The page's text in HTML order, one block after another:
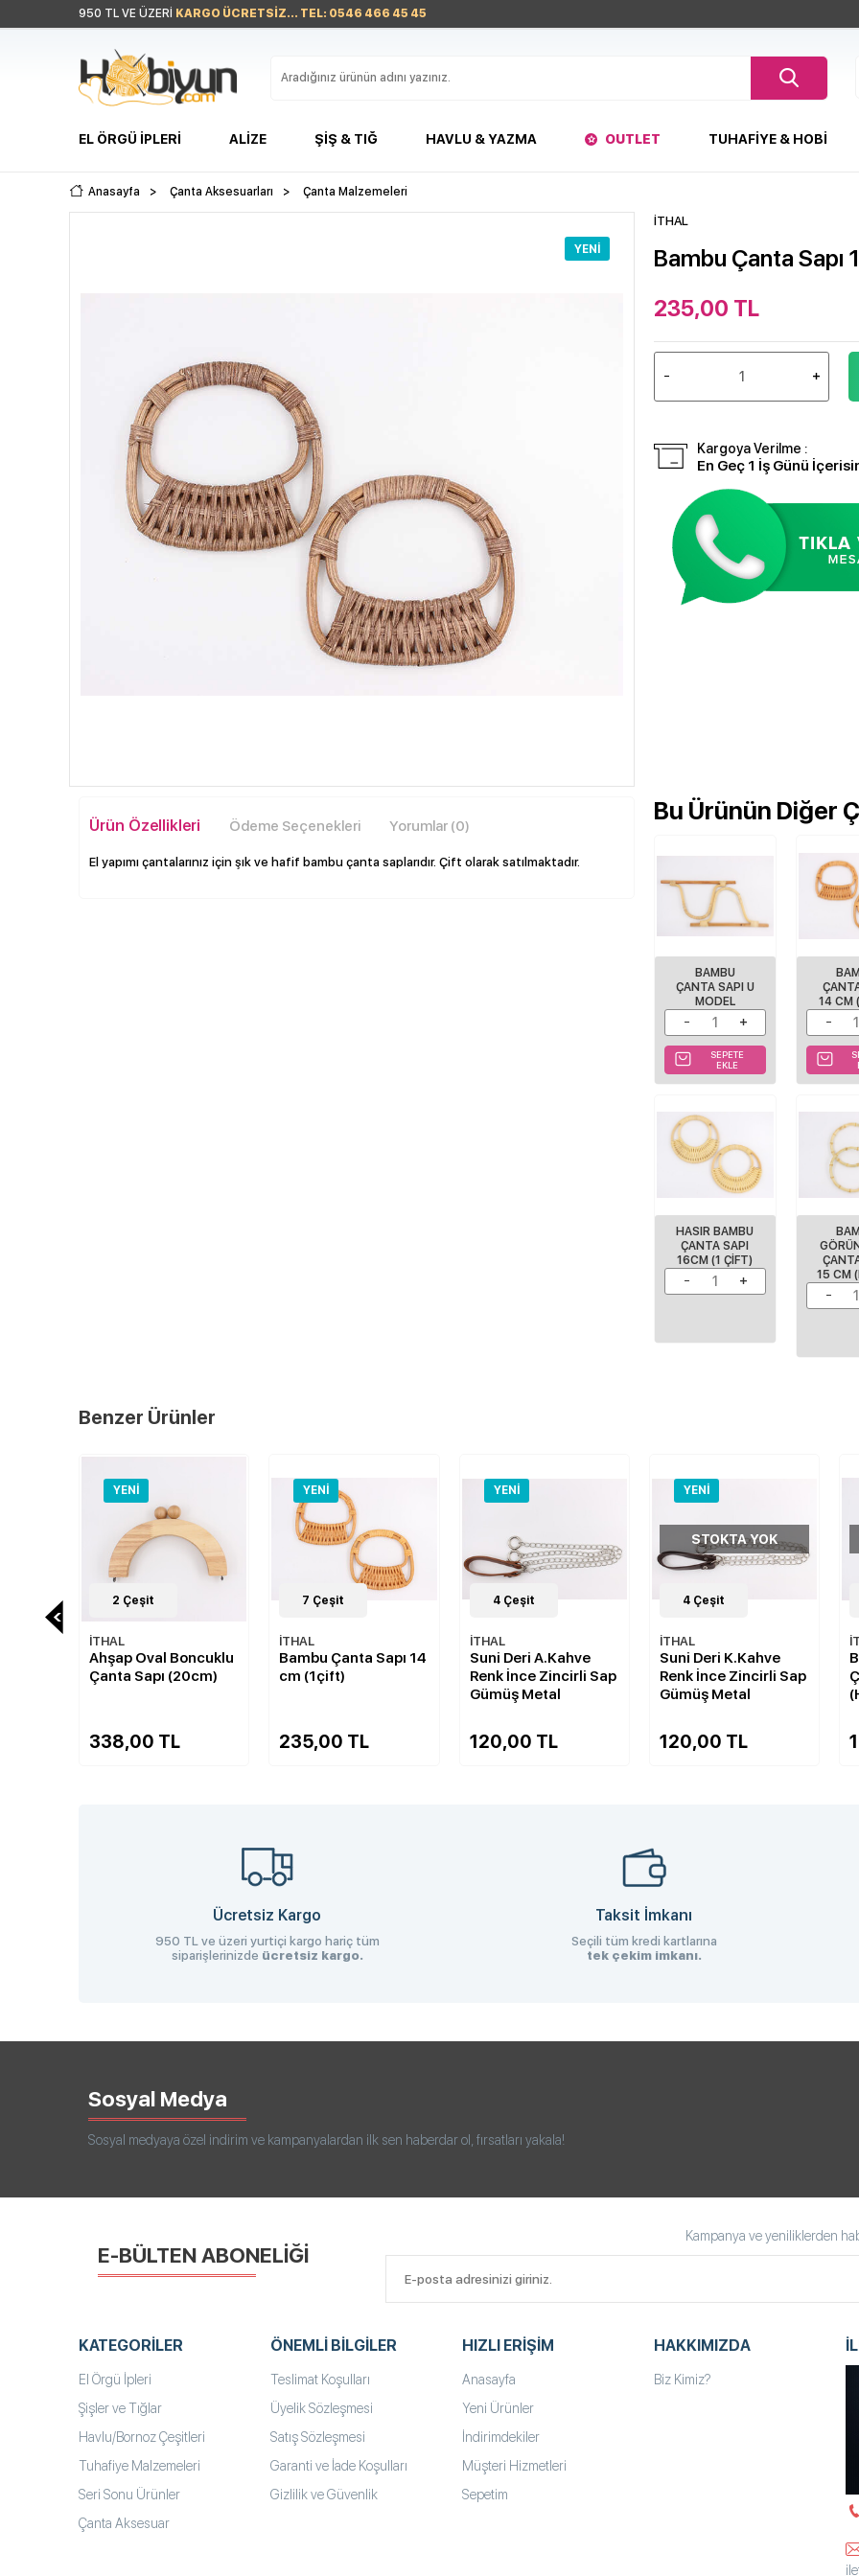
950 TL VE ÜZERİ KARGO ÜCRETSİZ... TEL: 0546 466 45 45
EL ÖRGÜ İPLERI ALIZE ŞIŞ & TIĞ HAVLU & YAZMA OUTLET TUHAFIYE & HOBI
Anasayfa > Çanta Aksesuarları > Çanta Malzemeleri
YENI
İTHAL
Bambu Çanta Sapı
235,00 TL
Kargoya Verilme :
En Geç 1 İş Günü
Ürün Özellikleri Ödeme Seçenekleri Yorumlar (0)
El yapımı çantalarınız için şık ve hafif bambu çanta saplarıdır. Çift olarak satılmaktadır.
Bu Ürünün Diğer
BAMBU
ÇANTA SAPI U
MODEL
SEPETE
EKLE
14 CM
HASIR BAMBU
ÇANTA SAPI
16CM (1 ÇIFT)
15 CM
Benzer Ürünler
Oval Boncuklu
Sapı (20cm)
Bambu Çanta Sapı 14
cm (1çift)
235,00 TL
Suni Deri A.Kahve
Renk İnce Zincirli Sap
120,00 TL
Suni Deri K.Kahve
Renk İnce Zincirli Sap
Gümüş Metal
120,00 TL
STOKTA YOK
Bambu
Çanta Sapı 15 cm
(Hasır)
150,00 TL
Ücretsiz Kargo
950 TL ve üzeri yurtiçi kargo hariç tüm
siparişlerinizde ücretsiz kargo.
Taksit İmkanı
Seçili tüm kredi kartlarına
tek çekim imkanı.
Sosyal Medya
Sosyal medyaya özel indirim ve kampanyalardan ilk sen haberdar ol, fırsatları yakala!
E-BÜLTEN ABONELİĞİ
Kampanya ve yeniliklerden
KATEGORILER
El Örgü İpleri
Şişler ve Tığlar
Havlu/Bornoz Çeşitleri
Tuhafiye Malzemeleri
Seri Sonu Ürünler
Çanta Aksesuar
ÖNEMLI BILGILER
Teslimat Koşulları
Üyelik Sözleşmesi
Satış Sözleşmesi
Garanti ve İade Koşulları
Gizlilik ve Güvenlik
HIZLI ERIŞIM
Anasayfa
Yeni Ürünler
İndirimdekiler
Müşteri Hizmetleri
Sepetim
HAKKIMIZDA
Biz Kimiz?